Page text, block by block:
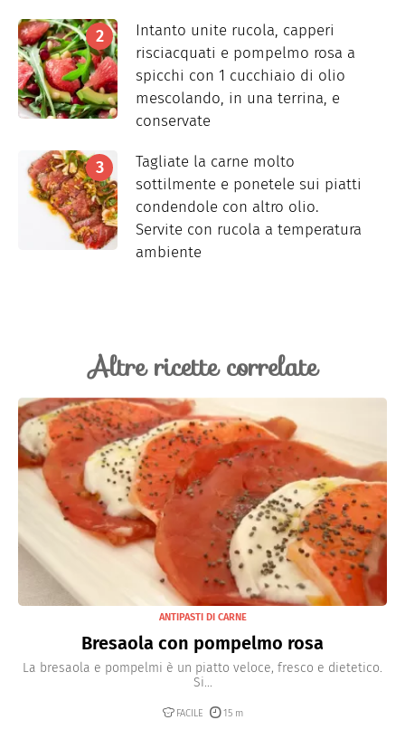
Intanto unite rucola, capperi
risciacquati e pompelmo rosa a
spicchi con 1 cucchiaio di olio
mescolando, in una terrina, e
conservate
Tagliate la carne molto
sottilmente e ponetele sui piatti
condendole con altro olio.
Servite con rucola a temperatura
ambiente
Altre ricette correlate
ANTIPASTI DI CARNE
Bresaola con pompelmo rosa
La bresaola e pompelmi è un piatto veloce, fresco e dietetico.
Si...
FACILE 15 m